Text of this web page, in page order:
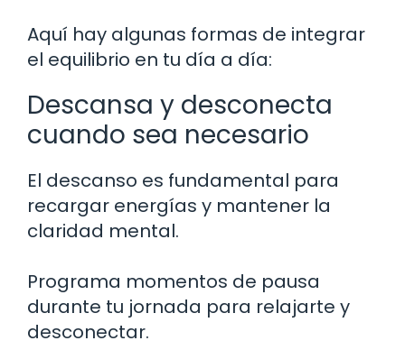
Aquí hay algunas formas de integrar
el equilibrio en tu día a día:
Descansa y desconecta
cuando sea necesario
El descanso es fundamental para
recargar energías y mantener la
claridad mental.
Programa momentos de pausa
durante tu jornada para relajarte y
desconectar.